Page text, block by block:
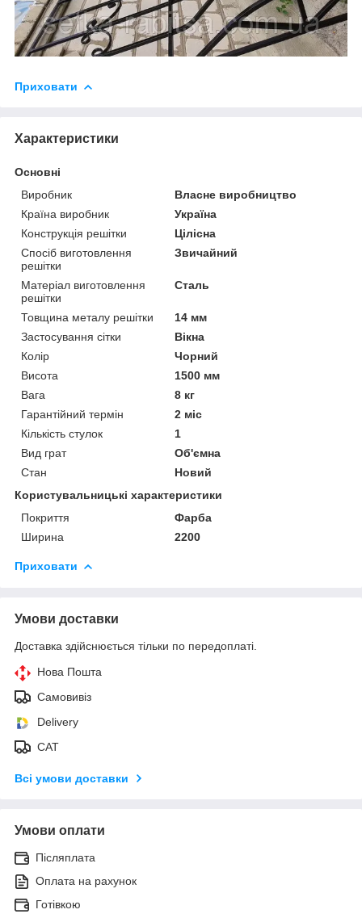
Приховати
Характеристики
Основні
Виробник
Власне виробництво
Країна виробник
Україна
Конструкція решітки
Цілісна
Спосіб виготовлення
решітки
Звичайний
Матеріал виготовлення
решітки
Сталь
Товщина металу решітки
14 мм
Застосування сітки
Вікна
Колір
Чорний
Висота
1500 мм
Вага
8 кг
Гарантійний термін
2 міс
Кількість стулок
1
Вид грат
Об'ємна
Стан
Новий
Користувальницькі характеристики
Покриття
Фарба
Ширина
2200
Приховати
Умови доставки
Доставка здійснюється тільки по передоплаті.
Нова Пошта
Самовивіз
Delivery
САТ
Всі умови доставки
Умови оплати
Післяплата
Оплата на рахунок
Готівкою